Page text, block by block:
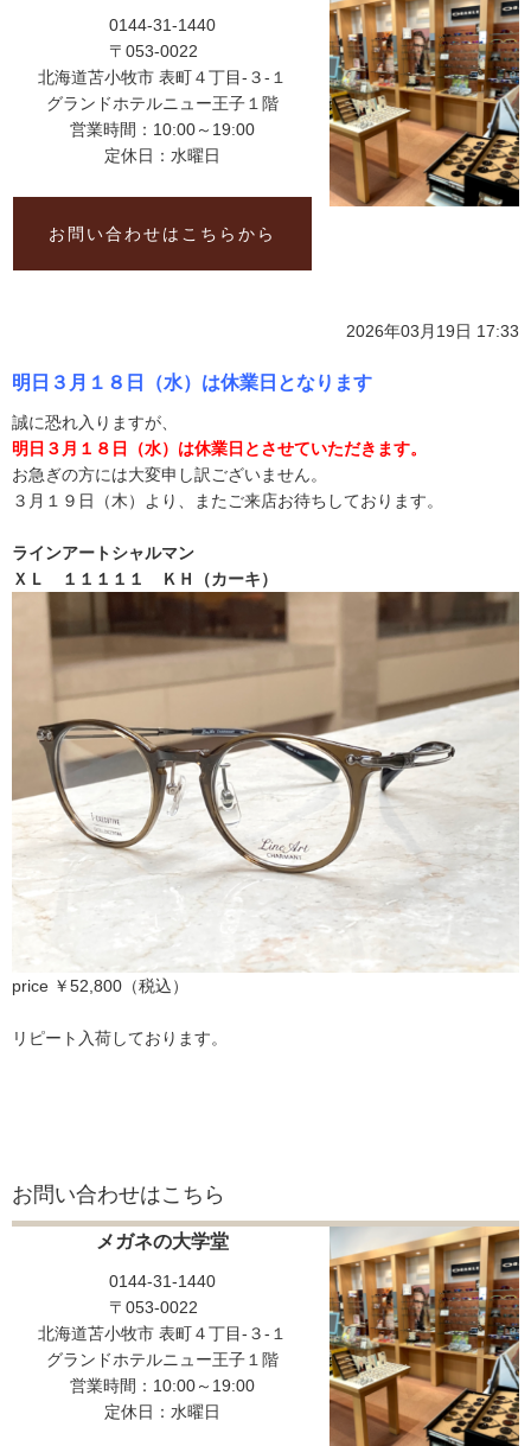
0144-31-1440
〒053-0022
北海道苫小牧市 表町４丁目-３-１
グランドホテルニュー王子１階
営業時間：10:00～19:00
定休日：水曜日
お問い合わせはこちらから
2026年03月19日 17:33
明日３月１８日（水）は休業日となります
誠に恐れ入りますが、
明日３月１８日（水）は休業日とさせていただきます。
お急ぎの方には大変申し訳ございません。
３月１９日（木）より、またご来店お待ちしております。
ラインアートシャルマン
ＸＬ １１１１１ ＫＨ（カーキ）
price ￥52,800（税込）
リピート入荷しております。
お問い合わせはこちら
メガネの大学堂
0144-31-1440
〒053-0022
北海道苫小牧市 表町４丁目-３-１
グランドホテルニュー王子１階
営業時間：10:00～19:00
定休日：水曜日